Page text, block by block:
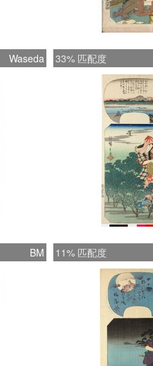
Waseda 33% 匹配度
BM 11% 匹配度